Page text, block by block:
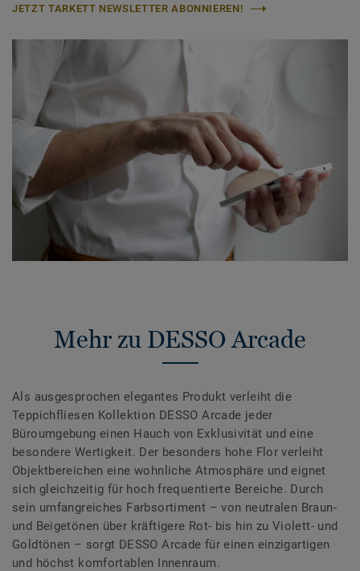
JETZT TARKETT NEWSLETTER ABONNIEREN!
Mehr zu DESSO Arcade
Als ausgesprochen elegantes Produkt verleiht die
Teppichfliesen Kollektion DESSO Arcade jeder
Büroumgebung einen Hauch von Exklusivität und eine
besondere Wertigkeit. Der besonders hohe Flor verleiht
Objektbereichen eine wohnliche Atmosphäre und eignet
sich gleichzeitig für hoch frequentierte Bereiche. Durch
sein umfangreiches Farbsortiment – von neutralen Braun-
und Beigetönen über kräftigere Rot- bis hin zu Violett- und
Goldtönen – sorgt DESSO Arcade für einen einzigartigen
und höchst komfortablen Innenraum.